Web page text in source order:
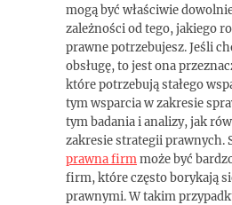
mogą być właściwie
zależności od tego, jakiego
prawne potrzebujesz. Jeśli
obsługę, to jest ona
które potrzebują stałego
tym wsparcia w zakresie
tym badania i analizy, jak
zakresie strategii prawnych.
prawna firmmoże być
firm, które często borykają
prawnymi. W takim